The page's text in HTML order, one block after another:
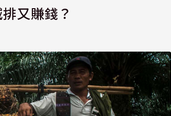
又賺錢？